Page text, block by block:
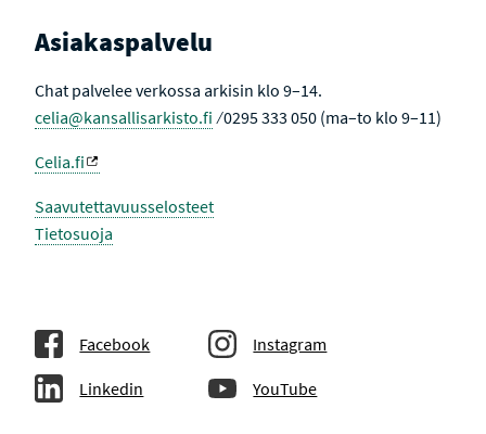
Asiakaspalvelu
Chat palvelee verkossa arkisin klo 9–14.
celia@kansallisarkisto.fi ⁄ 0295 333 050 (ma–to klo 9–11)
Celia.fi
Saavutettavuusselosteet
Tietosuoja
Facebook Instagram
Linkedin YouTube